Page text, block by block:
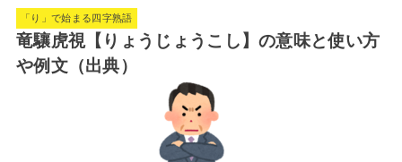
「り」で始まる四字熟語
竜驤虎視【りょうじょうこし】の意味と使い方
や例文（出典）